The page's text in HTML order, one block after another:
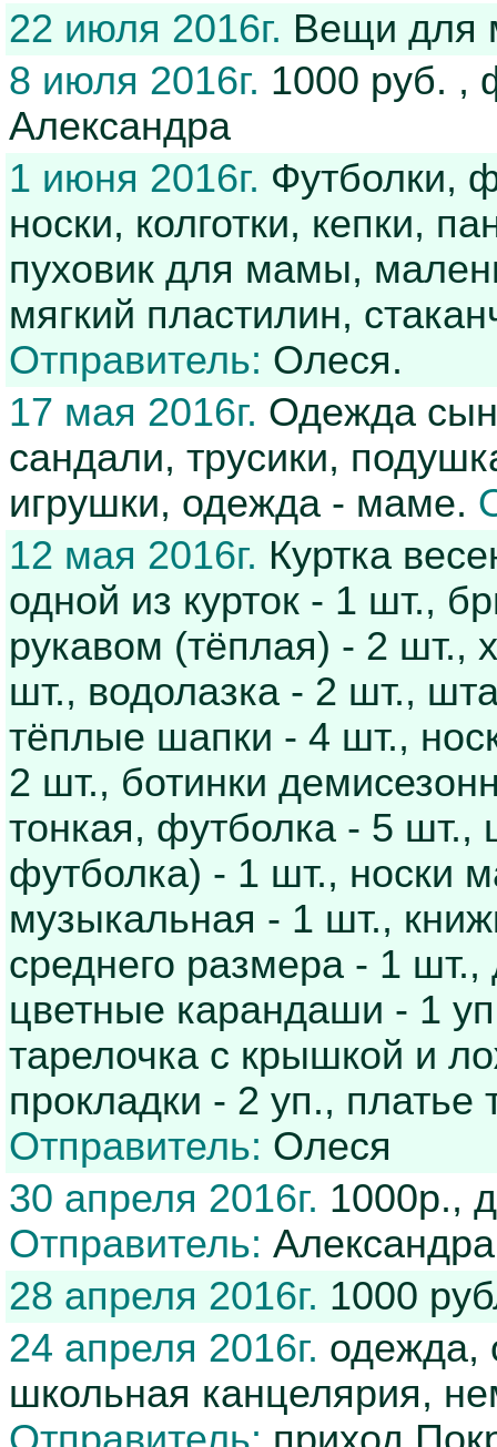
22 июля 2016г. Вещи для
8 июля 2016г. 1000 руб. ,
Александра
1 июня 2016г. Футболки,
носки, колготки, кепки,
пуховик для мамы,
мягкий пластилин,
Отправитель: Олеся.
17 мая 2016г. Одежда
сандали, трусики,
игрушки, одежда - маме.
12 мая 2016г. Куртка
одной из курток - 1 шт.,
рукавом (тёплая) - 2 шт.,
шт., водолазка - 2 шт.,
тёплые шапки - 4 шт.,
2 шт., ботинки
тонкая, футболка - 5
футболка) - 1 шт., носки
музыкальная - 1 шт.,
среднего размера - 1
цветные карандаши - 1
тарелочка с крышкой и
прокладки - 2 уп.,
Отправитель: Олеся
30 апреля 2016г. 1000р.,
Отправитель: Александра
28 апреля 2016г. 1000
24 апреля 2016г. одежда,
школьная канцелярия,